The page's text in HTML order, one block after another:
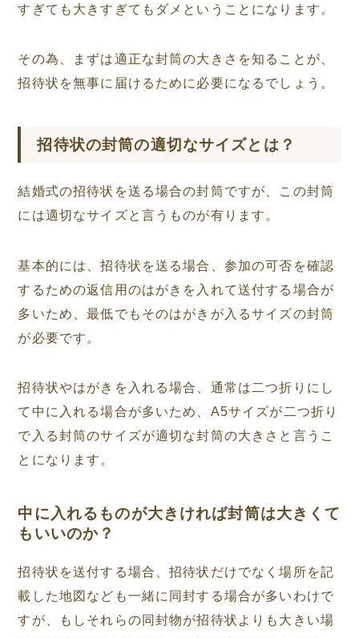
すぎても大きすぎてもダメということになります。
その為、まずは適正な封筒の大きさを知ることが、
招待状を無事に届けるために必要になるでしょう。
招待状の封筒の適切なサイズとは？
結婚式の招待状を送る場合の封筒ですが、この封筒
には適切なサイズと言うものが有ります。
基本的には、招待状を送る場合、参加の可否を確認
するための返信用のはがきを入れて送付する場合が
多いため、最低でもそのはがきが入るサイズの封筒
が必要です。
招待状やはがきを入れる場合、通常は二つ折りにし
て中に入れる場合が多いため、A5サイズが二つ折り
で入る封筒のサイズが適切な封筒の大きさと言うこ
とになります。
中に入れるものが大きければ封筒は大きくて
もいいのか？
招待状を送付する場合、招待状だけでなく場所を記
載した地図なども一緒に同封する場合が多いわけで
すが、もしそれらの同封物が招待状よりも大きい場